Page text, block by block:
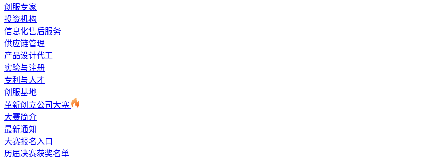
创服专家
投资机构
信息化售后服务
供应链管理
产品设计代工
实验与注册
专利与人才
创服基地
革新创立公司大塞
大赛简介
最新通知
大赛报名入口
历届决赛获奖名单